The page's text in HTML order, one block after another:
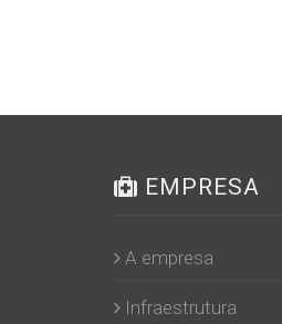
EMPRESA
A empresa
Infraestrutura